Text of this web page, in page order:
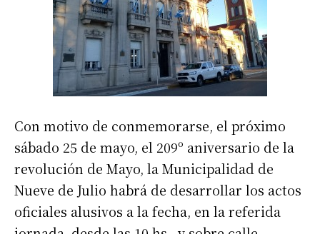
Con motivo de conmemorarse, el próximo
sábado 25 de mayo, el 209º aniversario de la
revolución de Mayo, la Municipalidad de
Nueve de Julio habrá de desarrollar los actos
oficiales alusivos a la fecha, en la referida